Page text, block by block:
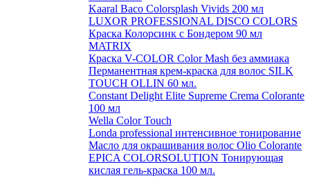
Kaaral Baco Colorsplash Vivids 200 мл
LUXOR PROFESSIONAL DISCO COLORS
Краска Колорсинк с Бондером 90 мл
MATRIX
Краска V-COLOR Color Mash без аммиака
Перманентная крем-краска для волос SILK
TOUCH OLLIN 60 мл.
Constant Delight Elite Supreme Crema Colorante
100 мл
Wella Color Touch
Londa professional интенсивное тонирование
Масло для окрашивания волос Olio Colorante
EPICA COLORSOLUTION Тонирующая
кислая гель-краска 100 мл.